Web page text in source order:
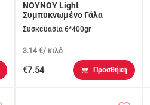
ΝΟΥΝΟΥ Light
Συμπυκνωμένο Γάλα
Συσκευασία 6*400gr
3.14 €/ κιλό
€7.54 Προσθήκη